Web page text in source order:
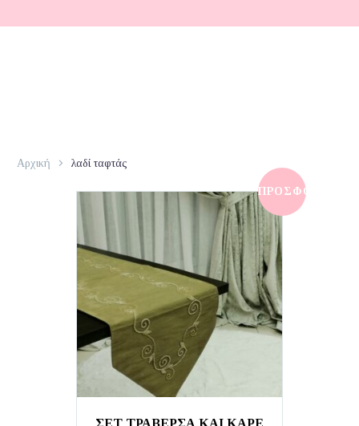
Αρχική λαδί ταφτάς
ΠΡΟΣΦΟΡΆ!
ΣΕΤ ΤΡΑΒΕΡΣΑ ΚΑΙ ΚΑΡΕ